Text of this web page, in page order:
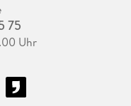
75
Uhr